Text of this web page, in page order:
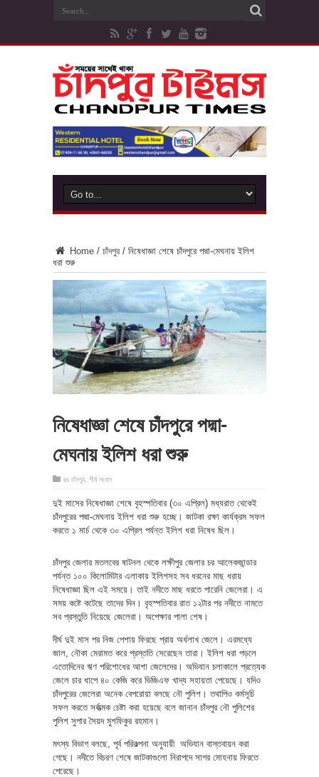
Home / চাঁদপুর / নিষেধাজ্ঞা শেষে চাঁদপুরে পদ্মা-মেঘনায় ইলিশ
ধরা শুরু
নিষেধাজ্ঞা শেষে চাঁদপুরে পদ্মা-
মেঘনায় ইলিশ ধরা শুরু
in চাঁদপুর শীর্ষ সংবাদ
দুই মাসের নিষেধাজ্ঞা শেষে বৃহস্পতিবার (৩০ এপ্রিল) মধ্যরাত থেকেই
চাঁদপুরের পদ্মা-মেঘনায় ইলিশ ধরা শুরু হচ্ছে। জাটকা রক্ষা কার্যক্রম সফল
করতে ১ মার্চ থেকে ৩০ এপ্রিল পর্যন্ত ইলিশ ধরা নিষেধ ছিল।
চাঁদপুর জেলার মতলবের ষাটনল থেকে লক্ষীপুর জেলার চর আলেকজান্ডার
পর্যন্ত ১০০ কিলোমিটার এলাকায় ইলিশসহ সব ধরনের মাছ ধরায়
নিষেধাজ্ঞা ছিল এই সময়ে। তাই নদীতে মাছ ধরতে পারেনি জেলেরা। এ
সময় কষ্টে কটেছে তাদের দিন। বৃহস্পতিবার রাত ১২টার পর নদীতে নামতে
সব প্রস্তুতি নিয়েছে জেলেরা। অপেক্ষার পালা শেষ।
দীর্ঘ দুই মাস পর নিজ পেশায় ফিরছে প্রায় অর্ধলাখ জেলে। এরমধ্যে
জাল, নৌকা মেরামত করে প্রস্ততি সেরেছেন তারা। ইলিশ ধরা পড়লে
এতোদিনের ঋণ পরিশোধের আশা জেলেদের। অভিযান চলাকালে প্রত্যেক
জেলে চার ধাপে ৪০ কেজি করে ভিজিএফ খাদ্য সহায়তা পেয়েছে। যদিও
চাঁদপুরের জেলেরা অনেক বেপরোয়া বলছে নৌ পুলিশ। তথাপিও কর্মসূচি
সফল করতে সর্বাত্মক চেষ্টা করা হয়েছে বলে জানান চাঁদপুর নৌ পুলিশের
পুলিশ সুপার সৈয়দ মুশফিকুর রহমান।
মৎস্য বিভাগ বলছে, পূর্ব পরিকল্পনা অনুযায়ী অভিযান বাস্তবায়ন করা
গেছে। নদীতে বিচরণ শেষে জাটকাগুলো নিরাপদে সাগর মোহনায় ফিরতে
পেরেছে।